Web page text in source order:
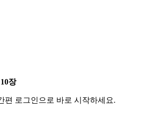
장
편 로그인으로 바로 시작하세요.